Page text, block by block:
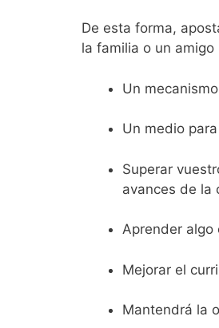
De esta forma,
la familia o un
Un
Un medio
Superar
avances de la
Aprender algo
Mejorar el
Mantendrá la